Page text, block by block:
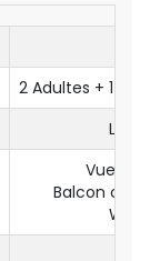
2 Adultes + 1
Lit
Vue sur
Balcon ou
Wifi